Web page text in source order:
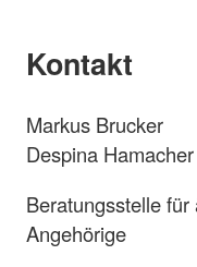
Kontakt
Markus Brucker
Despina Hamacher
Beratungsstelle
Angehörige